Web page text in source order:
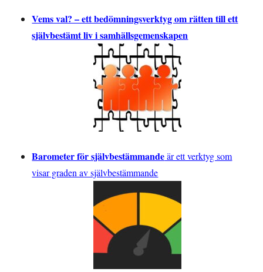
Vems val? – ett bedömningsverktyg om rätten till ett
självbestämt liv i samhällsgemenskapen
Barometer för självbestämmandeär ett verktyg som
visar graden av självbestämmande